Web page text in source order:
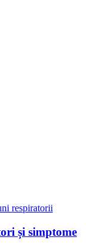
respiratorii
și simptome